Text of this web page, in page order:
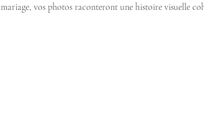
mariage, vos photos raconteront une histoire visuelle